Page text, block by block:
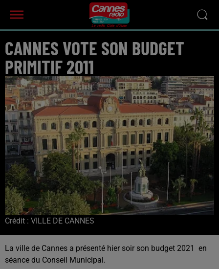
CANNES VOTE SON BUDGET
PRIMITIF 2011
Crédit : VILLE DE CANNES
La ville de Cannes a présenté hier soir son budget 2021 en
séance du Conseil Municipal.